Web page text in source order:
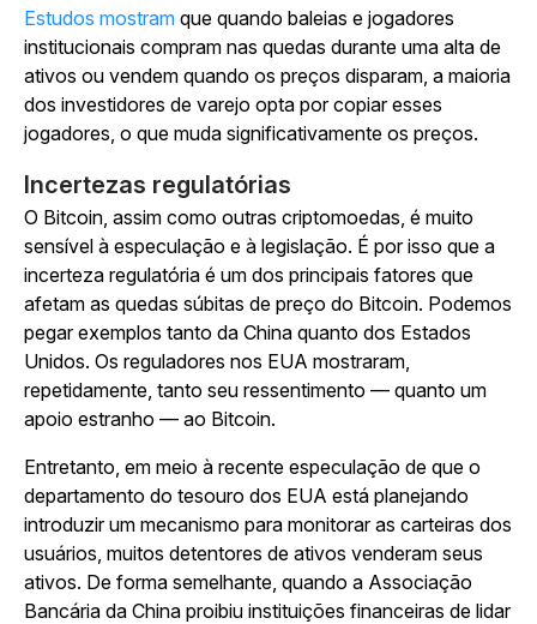
Estudos mostram que quando baleias e jogadores
institucionais compram nas quedas durante uma alta de
ativos ou vendem quando os preços disparam, a maioria
dos investidores de varejo opta por copiar esses
jogadores, o que muda significativamente os preços.
Incertezas regulatórias
O Bitcoin, assim como outras criptomoedas, é muito
sensível à especulação e à legislação. É por isso que a
incerteza regulatória é um dos principais fatores que
afetam as quedas súbitas de preço do Bitcoin. Podemos
pegar exemplos tanto da China quanto dos Estados
Unidos. Os reguladores nos EUA mostraram,
repetidamente, tanto seu ressentimento — quanto um
apoio estranho — ao Bitcoin.
Entretanto, em meio à recente especulação de que o
departamento do tesouro dos EUA está planejando
introduzir um mecanismo para monitorar as carteiras dos
usuários, muitos detentores de ativos venderam seus
ativos. De forma semelhante, quando a Associação
Bancária da China proibiu instituições financeiras de lidar